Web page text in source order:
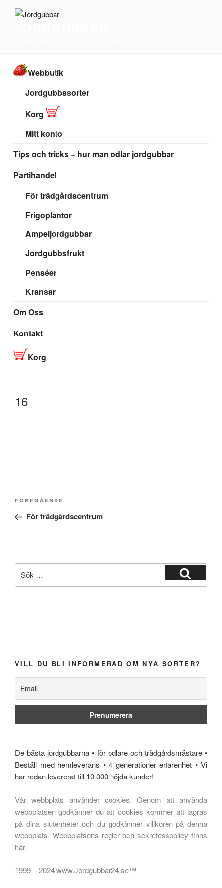
Webbutik
Jordgubbssorter
Korg
Mitt konto
Tips och tricks – hur man odlar jordgubbar
Partihandel
För trädgårdscentrum
Frigoplantor
Ampeljordgubbar
Jordgubbsfrukt
Penséer
Kransar
Om Oss
Kontakt
Korg
16
Inläggsnavigering
Föregående
inlägg
FÖREGÅENDE
För trädgårdscentrum
efter:
Sök
VILL DU BLI INFORMERAD OM NYA SORTER?
De bästa jordgubbarna • för odlare och trädgårdsmästare •
Beställ med hemleverans • 4 generationer erfarenhet • Vi
har redan levererat till 10 000 nöjda kunder!
Vår webbplats använder cookies. Genom att använda
webbplatsen godkänner du att cookies kommer att lagras
på dina slutenheter och du godkänner villkoren på denna
webbplats. Webbplatsens regler och sekretesspolicy finns
här.
1999 – 2024 www.Jordgubbar24.se™